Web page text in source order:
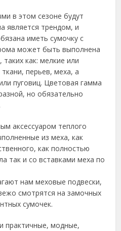
в этом сезоне будут
является трендом, и
иметь сумочку с
может быть выполнена
как: мелкие или
перьев, меха, а
пуговиц. Цветовая гамма
но обязательно
аксессуаром теплого
из меха, как
как полностью
так и со вставками меха по
нам меховые подвески,
смотрятся на замочных
сумочек.
практичные, модные,